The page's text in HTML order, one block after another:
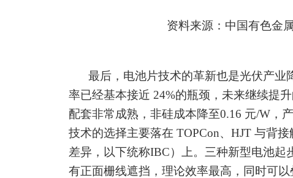
资料来源：中国有色金
最后，电池片技术的革新也是光伏产业
率已经基本接近 24%的瓶颈，未来继续提
配套非常成熟，非硅成本降至0.16 元/W，
技术的选择主要落在 TOPCon、HJT 与背
差异，以下统称IBC）上。三种新型电池起
有正面栅线遮挡，理论效率最高，同时可以